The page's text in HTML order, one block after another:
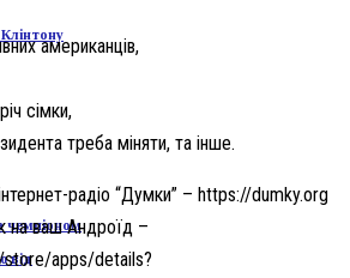
чемпіоном
від
американців,
сімки,
треба міняти, та інше.
радіо “Думки” – https://dumky.org
на ваш Андроїд –
apps/details?